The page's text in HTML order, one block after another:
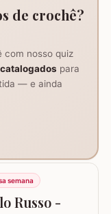
agulha de…
de crochê?
com nosso quiz
para
— e ainda
semana
Russo -